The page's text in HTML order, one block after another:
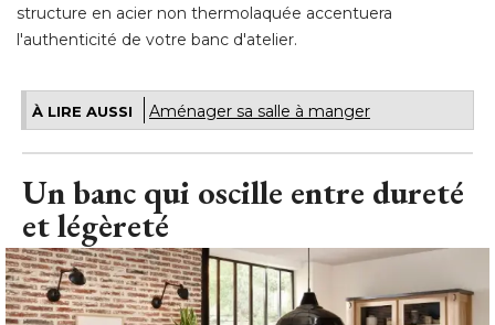
structure en acier non thermolaquée accentuera
l'authenticité de votre banc d'atelier.
À LIRE AUSSI Aménager sa salle à manger
Un banc qui oscille entre dureté
et légèreté